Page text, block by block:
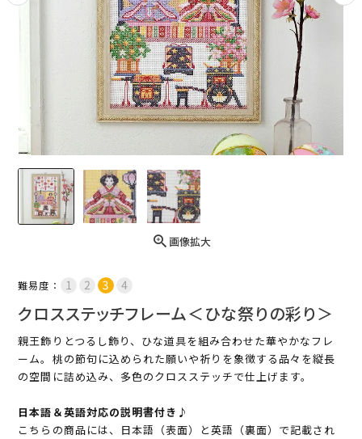
画像拡大
難易度：
クロスステッチフレーム＜ひな祭りの彩り＞
親王飾りとつるし飾り、ひな道具を組み合わせた華やかなフレ
ーム。桃の節句に込められた願いや祈りを象徴する品々を縦長
の空間に詰め込み、多色のクロスステッチで仕上げます。
日本語＆英語対応の説明書付き♪
こちらの商品には、日本語（表面）と英語（裏面）で記載され